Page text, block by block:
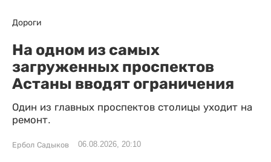
Дороги
На одном из самых
загруженных проспектов
Астаны вводят ограничения
Один из главных проспектов столицы уходит на
ремонт.
Ербол Садыков 06.08.2026, 20:10